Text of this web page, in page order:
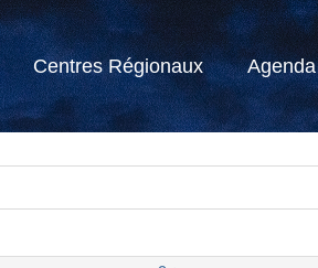
Centres Régionaux Agenda